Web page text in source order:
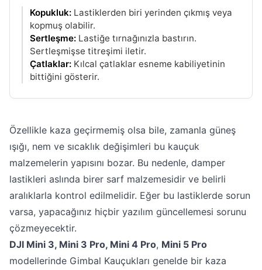
Kopukluk: Lastiklerden biri yerinden çıkmış veya
kopmuş olabilir.
Sertleşme: Lastiğe tırnağınızla bastırın.
Sertleşmişse titreşimi iletir.
Çatlaklar: Kılcal çatlaklar esneme kabiliyetinin
bittiğini gösterir.
Özellikle kaza geçirmemiş olsa bile, zamanla güneş
ışığı, nem ve sıcaklık değişimleri bu kauçuk
malzemelerin yapısını bozar. Bu nedenle, damper
lastikleri aslında birer sarf malzemesidir ve belirli
aralıklarla kontrol edilmelidir. Eğer bu lastiklerde sorun
varsa, yapacağınız hiçbir yazılım güncellemesi sorunu
çözmeyecektir.
DJI Mini 3, Mini 3 Pro, Mini 4 Pro, Mini 5 Pro
modellerinde Gimbal Kauçukları genelde bir kaza